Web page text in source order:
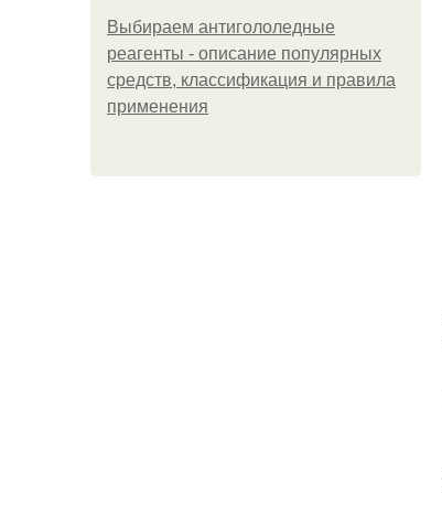
Выбираем антигололедные
реагенты - описание популярных
средств, классификация и правила
применения